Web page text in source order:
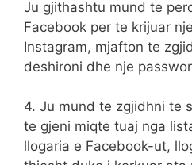
Ju gjithashtu mund te
Facebook per te krijuar
Instagram, mjafton te
deshironi dhe nje
4. Ju mund te zgjidhni te
te gjeni miqte tuaj nga
llogaria e Facebook-ut,